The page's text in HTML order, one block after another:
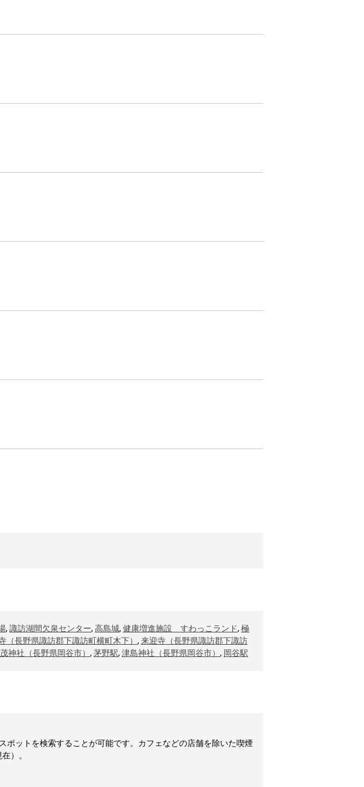
, 諏訪湖間欠泉センター, 高島城, 健康増進施設 すわっこランド, 極
（長野県諏訪郡下諏訪町横町木下） , 来迎寺（長野県諏訪郡下諏訪
神社（長野県岡谷市） , 茅野駅, 津島神社（長野県岡谷市） , 岡谷駅
ットを検索することが可能です。カフェなどの店舗を除いた喫煙
）。